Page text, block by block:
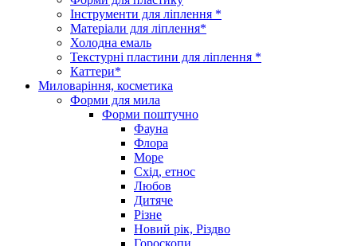
Інструменти для ліплення *
Матеріали для ліплення*
Холодна емаль
Текстурні пластини для ліплення *
Каттери*
Миловаріння, косметика
Форми для мила
Форми поштучно
Фауна
Флора
Море
Схід, етнос
Любов
Дитяче
Різне
Новий рік, Різдво
Гороскопи